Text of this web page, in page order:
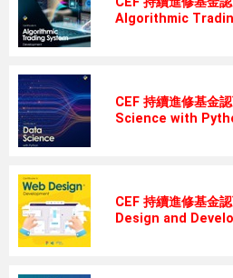
Algorithmic
CEF 持續進修基金
Science with
CEF 持續進修基金
Design and